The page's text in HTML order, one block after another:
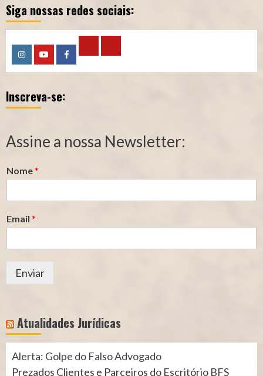
Siga nossas redes sociais:
InstagramYouTubeFacebook
Calculadora
–
Segurado
Calculadora
–
Contribuição
Inscreva-se:
Assine a nossa Newsletter:
Nome*
Email *
Enviar
Atualidades Jurídicas
Alerta: Golpe do Falso Advogado
Prezados Clientes e Parceiros do Escritório BFS